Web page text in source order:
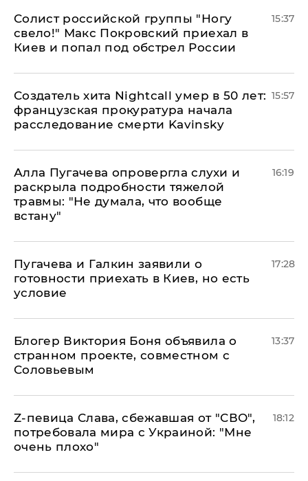
Солист российской группы "Ногу
свело!" Макс Покровский приехал в
Киев и попал под обстрел России
15:37
Создатель хита Nightcall умер в 50 лет:
французская прокуратура начала
расследование смерти Kavinsky
15:57
Алла Пугачева опровергла слухи и
раскрыла подробности тяжелой
травмы: "Не думала, что вообще
встану"
16:19
Пугачева и Галкин заявили о
готовности приехать в Киев, но есть
условие
17:28
Блогер Виктория Боня объявила о
странном проекте, совместном с
Соловьевым
13:37
Z-певица Слава, сбежавшая от "СВО",
потребовала мира с Украиной: "Мне
очень плохо"
18:12